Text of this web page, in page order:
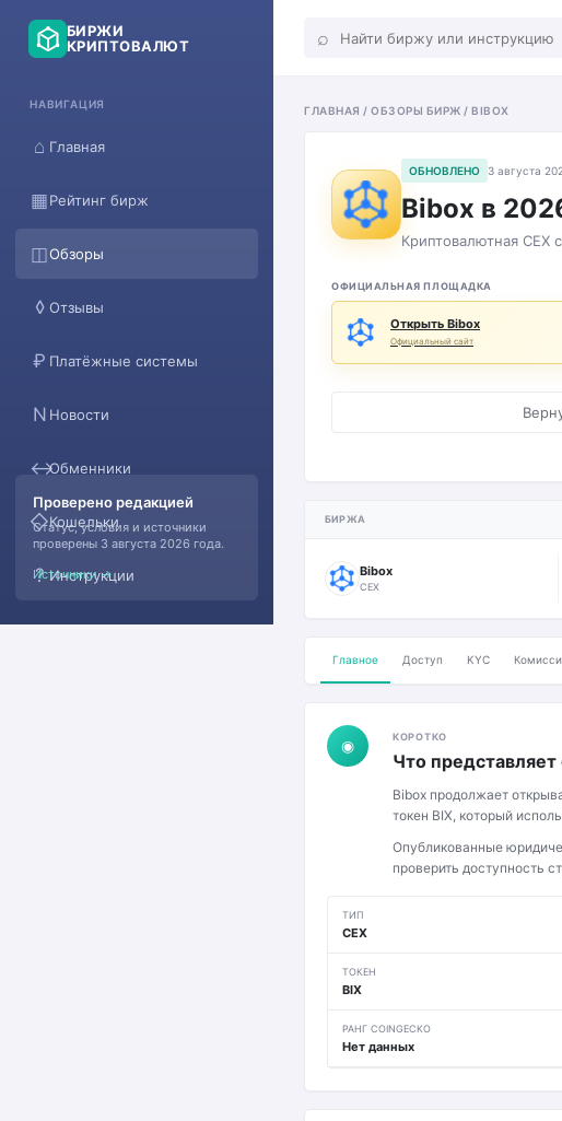
БИРЖИ
КРИПТОВАЛЮТ
НАВИГАЦИЯ
⌂ Главная
▦Рейтинг бирж
◫Обзоры
◊ Отзывы
₽ Платёжные системы
N Новости
↔Обменники
◇Кошельки
? Инструкции
Проверено редакцией
Статус, условия и источники
проверены 3 августа 2026 года.
Источники →
⌕
ГЛАВНАЯ / ОБЗОРЫ БИРЖ / BIBOX
ОБНОВЛЕНО 3 августа
Bibox в
Криптовалютная CEX
ОФИЦИАЛЬНАЯ ПЛОЩАДКА
Открыть Bibox
Официальный сайт
БИРЖА
Bibox
CEX
Главное Доступ KYC
◉ КОРОТКО
Что
Bibox продолжает
токен BIX, который
Опубликованные
проверить доступность
ТИП
CEX
ТОКЕН
BIX
РАНГ COINGECKO
Нет данных